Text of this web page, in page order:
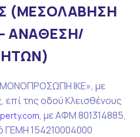
(ΜΕΣΟΛΑΒΗΣΗ
ΑΝΑΘΕΣΗ/
ΜΟΝΟΠΡΟΣΩΠΗ ΙΚΕ», με
επί της οδού Κλεισθένους
, με ΑΦΜ 801314885,
ΓΕΜΗ 154210004000